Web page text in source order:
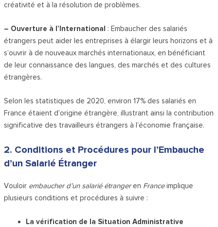
créativité et à la résolution de problèmes.
– Ouverture à l’International : Embaucher des salariés
étrangers peut aider les entreprises à élargir leurs horizons et à
s’ouvrir à de nouveaux marchés internationaux, en bénéficiant
de leur connaissance des langues, des marchés et des cultures
étrangères.
Selon les statistiques de 2020, environ 17% des salariés en
France étaient d’origine étrangère, illustrant ainsi la contribution
significative des travailleurs étrangers à l’économie française.
2. Conditions et Procédures pour l’Embauche
d’un Salarié Étranger
Vouloir embaucher d’un salarié étrangeren Franceimplique
plusieurs conditions et procédures à suivre :
La vérification de la Situation Administrative